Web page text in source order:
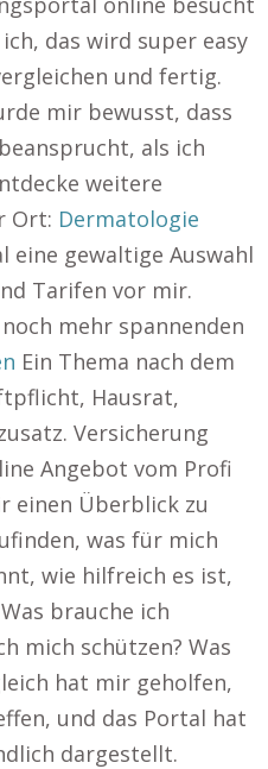
das wird super easy
und fertig.
mir bewusst, dass
als ich
weitere
Ort: Dermatologie
eine gewaltige Auswahl
Tarifen vor mir.
mehr spannenden
Ein Thema nach dem
Hausrat,
Versicherung
Angebot vom Profi
einen Überblick zu
was für mich
wie hilfreich es ist,
brauche ich
mich schützen? Was
hat mir geholfen,
und das Portal hat
dargestellt.